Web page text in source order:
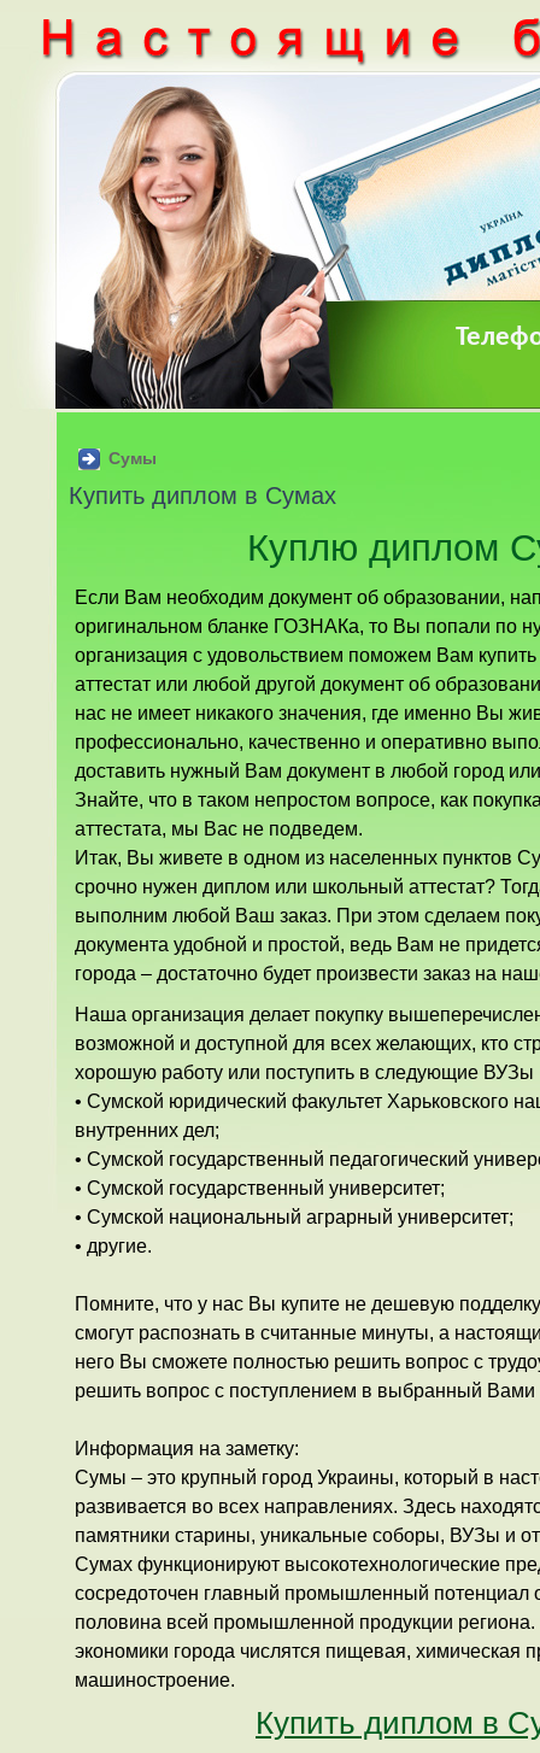
Сумы
Купить диплом в Сумах
Куплю диплом
Если Вам необходим документ об образовании,
оригинальном бланке ГОЗНАКа, то Вы попали по
организация с удовольствием поможем Вам
аттестат или любой другой документ об
нас не имеет никакого значения, где именно Вы
профессионально, качественно и оперативно
доставить нужный Вам документ в любой город
Знайте, что в таком непростом вопросе, как
аттестата, мы Вас не подведем.
Итак, Вы живете в одном из населенных пунктов
срочно нужен диплом или школьный аттестат?
выполним любой Ваш заказ. При этом сделаем
документа удобной и простой, ведь Вам не
города – достаточно будет произвести заказ на
Наша организация делает покупку
возможной и доступной для всех желающих, кто
хорошую работу или поступить в следующие ВУЗы
• Сумской юридический факультет Харьковского
внутренних дел;
• Сумской государственный педагогический
• Сумской государственный университет;
• Сумской национальный аграрный университет;
• другие.
Помните, что у нас Вы купите не дешевую
смогут распознать в считанные минуты, а
него Вы сможете полностью решить вопрос с
решить вопрос с поступлением в выбранный
Информация на заметку:
Сумы – это крупный город Украины, который в
развивается во всех направлениях. Здесь
памятники старины, уникальные соборы, ВУЗы и
Сумах функционируют высокотехнологические
сосредоточен главный промышленный потенциал
половина всей промышленной продукции
экономики города числятся пищевая, химическая
машиностроение.
Купить диплом в